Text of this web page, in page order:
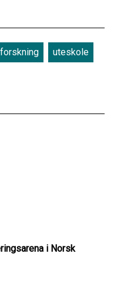
uteskole
i Norsk